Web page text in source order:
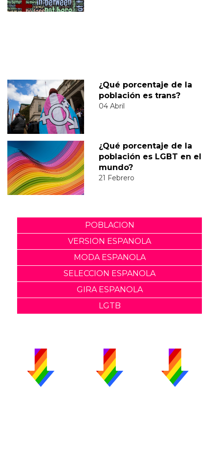
¿Qué porcentaje de la
población es trans?
04 Abril
¿Qué porcentaje de la
población es LGBT en el
mundo?
21 Febrero
POBLACION
VERSION ESPANOLA
MODA ESPANOLA
SELECCION ESPANOLA
GIRA ESPANOLA
LGTB